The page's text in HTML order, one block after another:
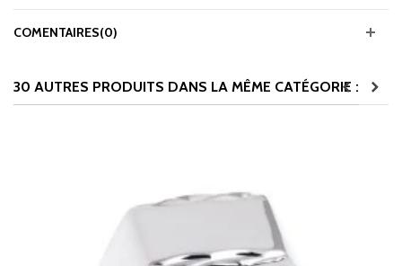
COMENTAIRES(0)
30 AUTRES PRODUITS DANS LA MÊME CATÉGORIE :